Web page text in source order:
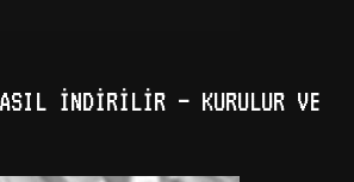
İNDIRILIR – KURULUR VE